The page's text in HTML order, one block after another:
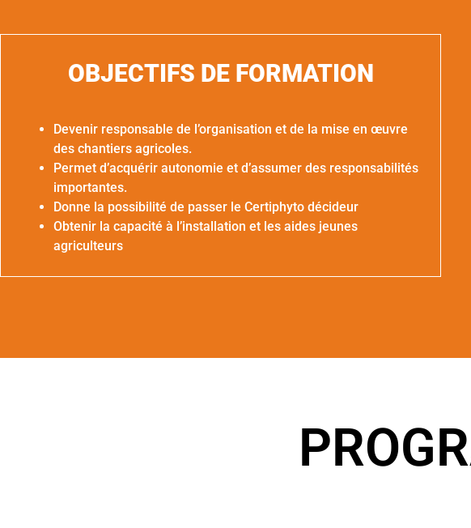
OBJECTIFS DE FORMATION
Devenir responsable de l’organisation et de la mise en œuvre
des chantiers agricoles.
Permet d’acquérir autonomie et d’assumer des responsabilités
importantes.
Donne la possibilité de passer le Certiphyto décideur
Obtenir la capacité à l’installation et les aides jeunes
agriculteurs